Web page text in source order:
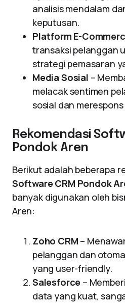
analisis mendalam
keputusan.
Platform E-
transaksi pelanggan
strategi pemasaran
Media Sosial –
melacak sentimen
sosial dan
Rekomendasi
Pondok Aren
Berikut adalah beberapa
Software CRM Pondok
banyak digunakan oleh
Aren:
Zoho CRM –
pelanggan dan
yang user-friendly.
Salesforce –
data yang kuat,